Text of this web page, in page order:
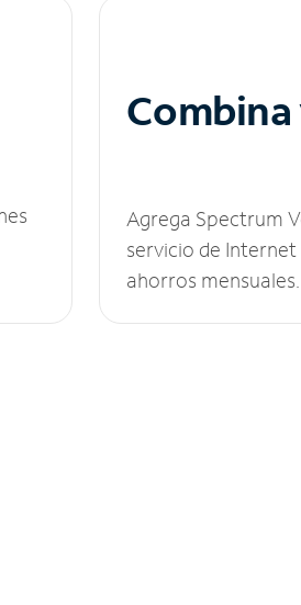
Agrega Spectrum
servicio de
ahorros mensuales.